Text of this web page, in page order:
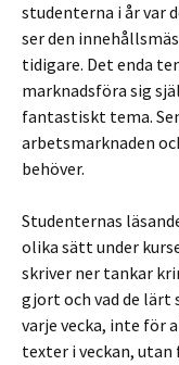
studenterna i år var
ser den
tidigare. Det enda
marknadsföra sig
fantastiskt tema.
arbetsmarknaden
behöver.
Studenternas
olika sätt under
skriver ner tankar
gjort och vad de lärt
varje vecka, inte för
texter i veckan,